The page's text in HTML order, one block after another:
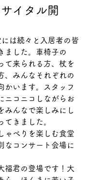
イタル開
は続々と入居者の皆
ました。車椅子の
て来られる方、杖を
、みんなそれぞれの
かいます。スタッフ
ニコニコしながらお
みんなで楽しみにし
てきました。
ゃべりを楽しむ食堂
なコンサート会場に
福君の登場です！大